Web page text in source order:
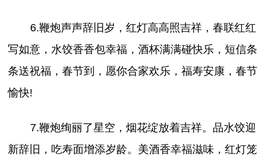
6.鞭炮声声辞旧岁，红灯高高照吉祥，春联红红
写如意，水饺香香包幸福，酒杯满满碰快乐，短信条
条送祝福，春节到，愿你合家欢乐，福寿安康，春节
愉快!
7.鞭炮绚丽了星空，烟花绽放着吉祥。品水饺迎
新辞旧，吃寿面增添岁龄。美酒香幸福滋味，红灯笼